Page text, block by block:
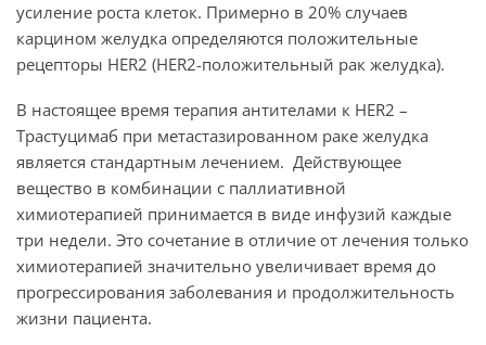
усиление роста клеток. Примерно в 20% случаев
карцином желудка определяются положительные
рецепторы HER2 (HER2-положительный рак желудка).
В настоящее время терапия антителами к HER2 –
Трастуцимаб при метастазированном раке желудка
является стандартным лечением. Действующее
вещество в комбинации с паллиативной
химиотерапией принимается в виде инфузий каждые
три недели. Это сочетание в отличие от лечения только
химиотерапией значительно увеличивает время до
прогрессирования заболевания и продолжительность
жизни пациента.